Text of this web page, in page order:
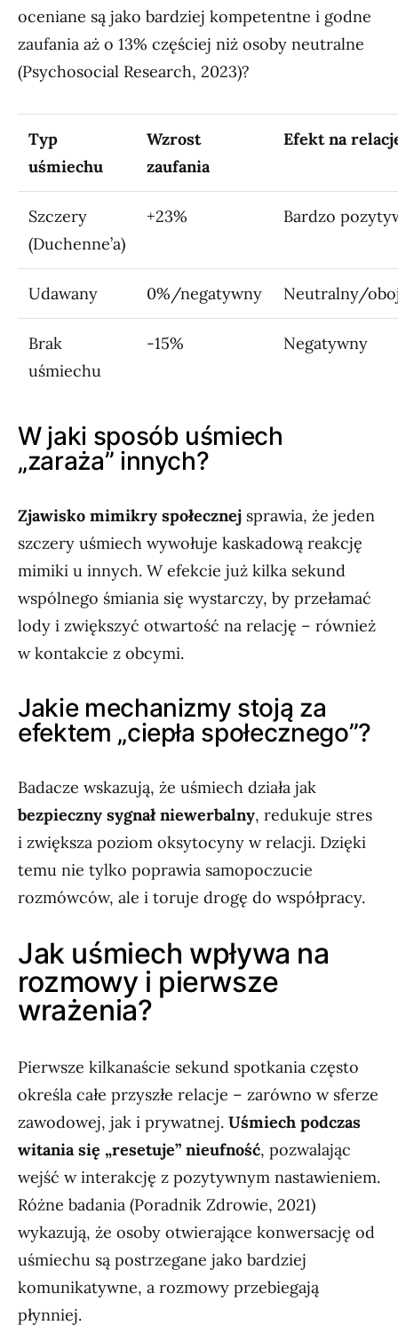
oceniane są jako bardziej kompetentne i godne
zaufania aż o 13% częściej niż osoby neutralne
(Psychosocial Research, 2023)?
Typ
uśmiechu
Wzrost
zaufania
Efekt na
Szczery
(Duchenne’a)
+23% Bardzo
Udawany 0%/negatywny Neutralny/
Brak
uśmiechu
-15% Negatywny
W jaki sposób uśmiech
„zaraża” innych?
Zjawisko mimikry społecznej sprawia, że jeden
szczery uśmiech wywołuje kaskadową reakcję
mimiki u innych. W efekcie już kilka sekund
wspólnego śmiania się wystarczy, by przełamać
lody i zwiększyć otwartość na relację – również
w kontakcie z obcymi.
Jakie mechanizmy stoją za
efektem „ciepła społecznego”?
Badacze wskazują, że uśmiech działa jak
bezpieczny sygnał niewerbalny, redukuje stres
i zwiększa poziom oksytocyny w relacji. Dzięki
temu nie tylko poprawia samopoczucie
rozmówców, ale i toruje drogę do współpracy.
Jak uśmiech wpływa na
rozmowy i pierwsze
wrażenia?
Pierwsze kilkanaście sekund spotkania często
określa całe przyszłe relacje – zarówno w sferze
zawodowej, jak i prywatnej. Uśmiech podczas
witania się „resetuje” nieufność, pozwalając
wejść w interakcję z pozytywnym nastawieniem.
Różne badania (Poradnik Zdrowie, 2021)
wykazują, że osoby otwierające konwersację od
uśmiechu są postrzegane jako bardziej
komunikatywne, a rozmowy przebiegają
płynniej.